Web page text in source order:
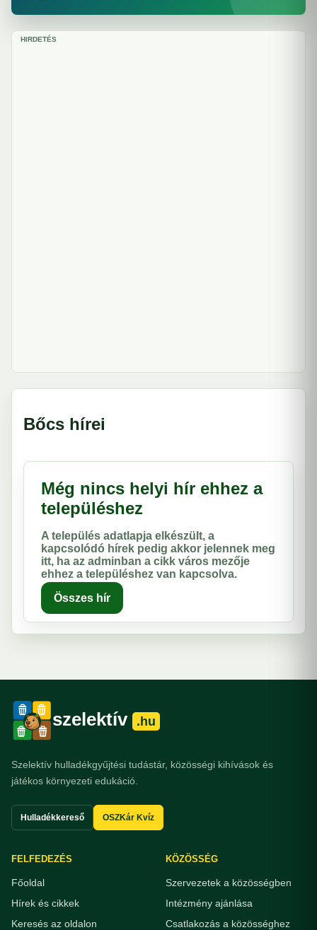
HIRDETÉS
Bőcs hírei
Még nincs helyi hír ehhez a
településhez
A település adatlapja elkészült, a
kapcsolódó hírek pedig akkor jelennek meg
itt, ha az adminban a cikk város mezője
ehhez a településhez van kapcsolva.
Összes hír
szelektív .hu
Szelektív hulladékgyűjtési tudástár, közösségi kihívások és
játékos környezeti edukáció.
Hulladékkereső OSZKár Kvíz
FELFEDEZÉS
Főoldal
Hírek és cikkek
Keresés az oldalon
KÖZÖSSÉG
Szervezetek a közösségben
Intézmény ajánlása
Csatlakozás a közösséghez